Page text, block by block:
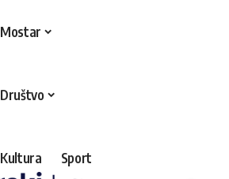
Mostar
Društvo
Kultura Sport